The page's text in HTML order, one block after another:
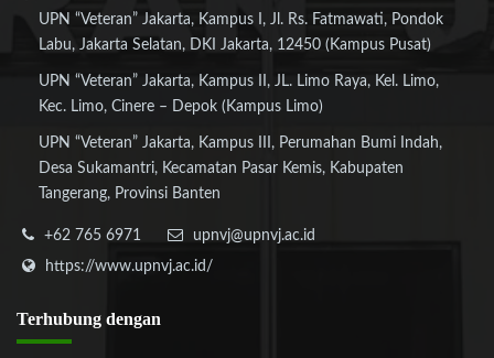
UPN “Veteran” Jakarta, Kampus I, Jl. Rs. Fatmawati, Pondok
Labu, Jakarta Selatan, DKI Jakarta, 12450 (Kampus Pusat)
UPN “Veteran” Jakarta, Kampus II, JL. Limo Raya, Kel. Limo,
Kec. Limo, Cinere – Depok (Kampus Limo)
UPN “Veteran” Jakarta, Kampus III, Perumahan Bumi Indah,
Desa Sukamantri, Kecamatan Pasar Kemis, Kabupaten
Tangerang, Provinsi Banten
+62 765 6971
upnvj@upnvj.ac.id
https://www.upnvj.ac.id/
Terhubung dengan